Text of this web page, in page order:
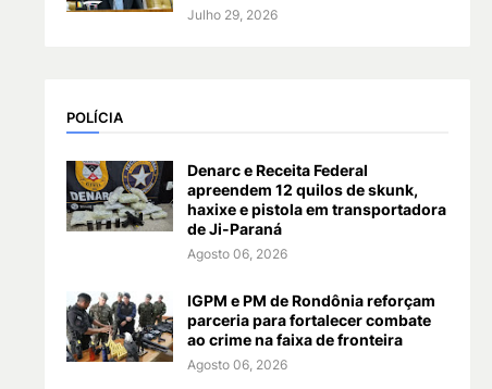
Julho 29, 2026
POLÍCIA
Denarc e Receita Federal
apreendem 12 quilos de skunk,
haxixe e pistola em transportadora
de Ji-Paraná
Agosto 06, 2026
IGPM e PM de Rondônia reforçam
parceria para fortalecer combate
ao crime na faixa de fronteira
Agosto 06, 2026